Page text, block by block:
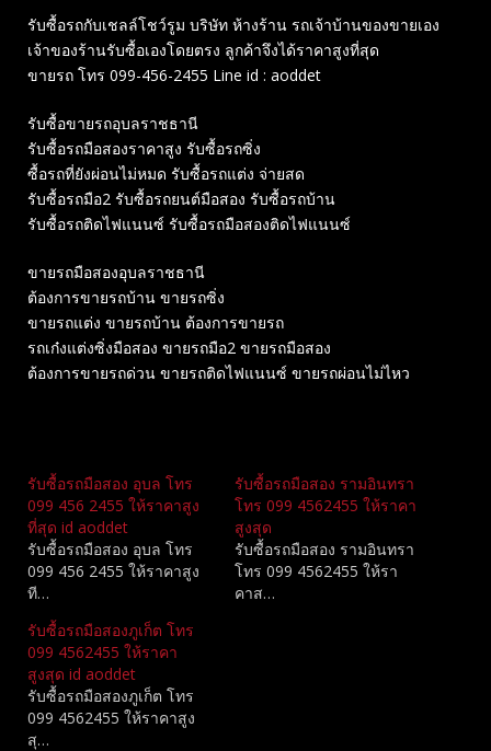
รับซื้อรถกับเชลล์โชว์รูม บริษัท ห้างร้าน รถเจ้าบ้านของขายเอง
เจ้าของร้านรับซื้อเองโดยตรง ลูกค้าจึงได้ราคาสูงที่สุด
ขายรถ โทร 099-456-2455 Line id : aoddet
รับซื้อขายรถอุบลราชธานี
รับซื้อรถมือสองราคาสูง รับซื้อรถซิ่ง
ซื้อรถที่ยังผ่อนไม่หมด รับซื้อรถแต่ง จ่ายสด
รับซื้อรถมือ2 รับซื้อรถยนต์มือสอง รับซื้อรถบ้าน
รับซื้อรถติดไฟแนนซ์ รับซื้อรถมือสองติดไฟแนนซ์
ขายรถมือสองอุบลราชธานี
ต้องการขายรถบ้าน ขายรถซิ่ง
ขายรถแต่ง ขายรถบ้าน ต้องการขายรถ
รถเก๋งแต่งซิ่งมือสอง ขายรถมือ2 ขายรถมือสอง
ต้องการขายรถด่วน ขายรถติดไฟแนนซ์ ขายรถผ่อนไม่ไหว
รับซื้อรถมือสอง อุบล โทร
099 456 2455 ให้ราคาสูง
ที่สุด id aoddet
รับซื้อรถมือสอง อุบล โทร
099 456 2455 ให้ราคาสูง
ที…
รับซื้อรถมือสอง รามอินทรา
โทร 099 4562455 ให้ราคา
สูงสุด
รับซื้อรถมือสอง รามอินทรา
โทร 099 4562455 ให้รา
คาส…
รับซื้อรถมือสองภูเก็ต โทร
099 4562455 ให้ราคา
สูงสุด id aoddet
รับซื้อรถมือสองภูเก็ต โทร
099 4562455 ให้ราคาสูง
สุ…